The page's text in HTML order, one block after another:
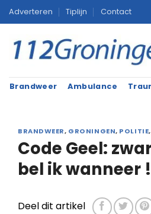
Ga
naar
inhoud
Adverteren Tiplijn Contact
Brandweer Ambulance
BRANDWEER, GRONINGEN, POLITIE,
Code Geel:
bel ik wanneer
Deel dit artikel